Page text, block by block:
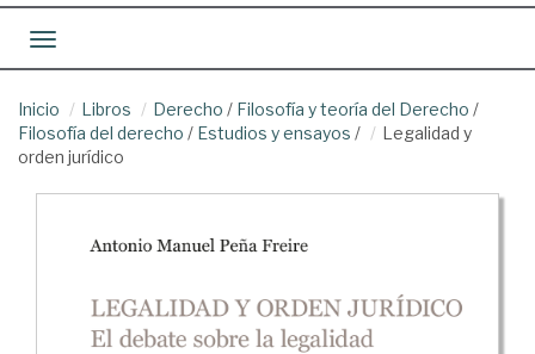
Toggle navigation
Inicio Libros Derecho / Filosofía y teoría del Derecho /
Filosofía del derecho / Estudios y ensayos /
Legalidad y
orden jurídico